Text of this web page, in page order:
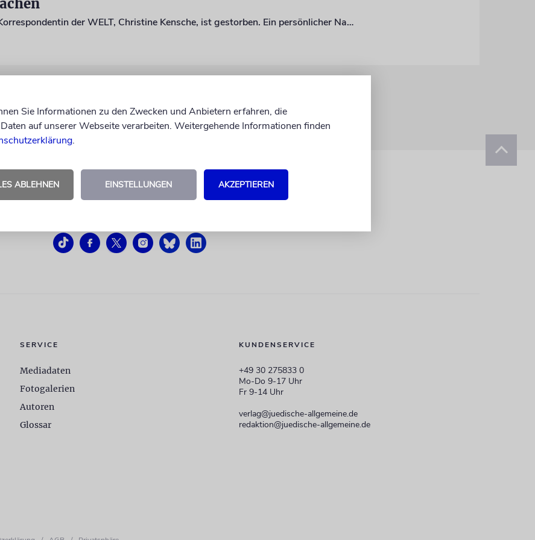
Die langjährige Israel-Korrespondentin der WELT, Christine Kensche, ist gestorben. Ein persönlicher Nachruf auf eine talentierte Reporterin und einen besonderen Menschen
KUNDENSERVICE
+49 30 275833 0
Mo-Do 9-17 Uhr
Fr 9-14 Uhr
verlag@juedische-allgemeine.de
redaktion@juedische-allgemeine.de
SERVICE
Mediadaten
Fotogalerien
Autoren
Glossar
Sie Informationen zu den Zwecken und Anbietern erfahren, die
auf unserer Webseite verarbeiten. Weitergehende Informationen finden
.
ABLEHNEN EINSTELLUNGEN AKZEPTIEREN